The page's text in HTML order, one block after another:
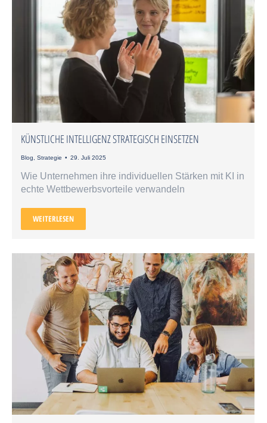
KÜNSTLICHE INTELLIGENZ STRATEGISCH EINSETZEN
Blog, Strategie 29. Juli 2025
Wie Unternehmen ihre individuellen Stärken mit KI in
echte Wettbewerbsvorteile verwandeln
WEITERLESEN